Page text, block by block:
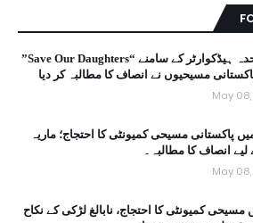
اقوام متحدہ ہیڈکوارٹر کے سامنے “Save Our Daughters”
مسیحیوں نے انصاف کا مطالبہ کر دیا
May
پاکستانی مسیحی کمیونٹی کا احتجاج؛ ماریہ
لیے انصاف کا مطالبہ۔
May
مسیحی کمیونٹی کا احتجاج، نابالغ لڑکی کے نکاح